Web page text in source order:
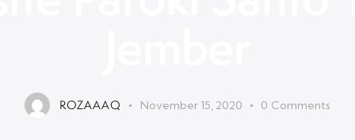
ROZAAAQ November 15, 2020 0 Comments